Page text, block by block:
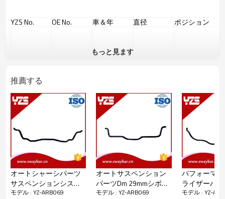
YZS No. OE No. 車＆年 直径 ポジション
VWゴルフ-R
パッケージの詳細：
ビニール袋+木製ケース
配達の詳細：
入金を受け取ってから45日後
もっと見ます
推薦する
オートシャーシパーツ
サスペンションシステ
ムアンチロールバー
モデル : YZ-ARB069
オートサスペンション
パーツDm 29mmシボレ
ー用スプリングスチー
モデル : YZ-ARB069
パフォーマ
ライザーバー
50515568 for
モデル : YZ-